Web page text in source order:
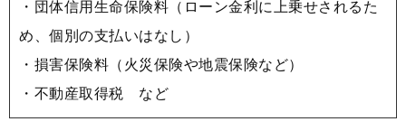
・団体信用生命保険料（ローン金利に上乗せされるた
め、個別の支払いはなし）
・損害保険料（火災保険や地震保険など）
・不動産取得税 など